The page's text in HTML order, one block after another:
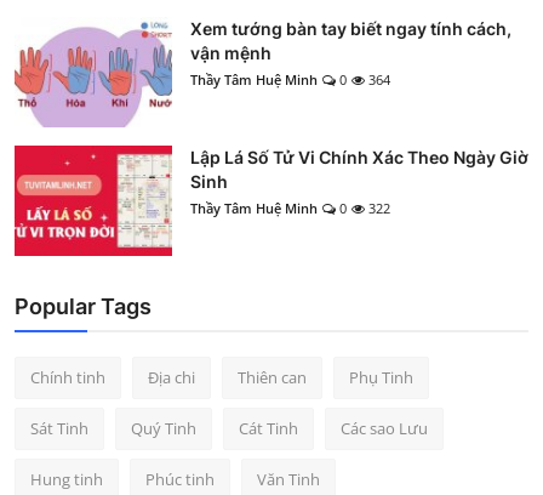
Xem tướng bàn tay biết ngay tính cách,
vận mệnh
Thầy Tâm Huệ Minh 0 364
Lập Lá Số Tử Vi Chính Xác Theo Ngày Giờ
Sinh
Thầy Tâm Huệ Minh 0 322
Popular Tags
Chính tinh Địa chi Thiên can Phụ Tinh
Sát Tinh Quý Tinh Cát Tinh Các sao Lưu
Hung tinh Phúc tinh Văn Tinh